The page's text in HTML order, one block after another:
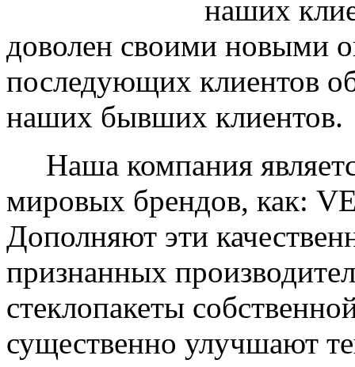
наших
доволен своими новыми
последующих клиентов
наших бывших клиентов.
Наша компания
мировых брендов, как:
Дополняют эти
признанных
стеклопакеты
существенно улучшают